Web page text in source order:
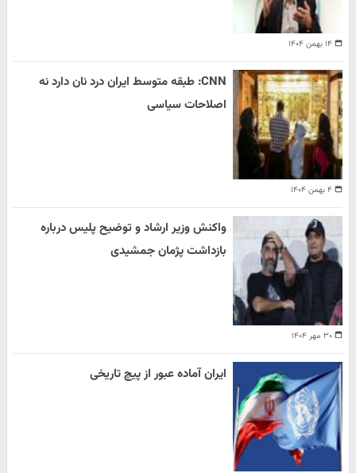
۱۴ بهمن ۱۴۰۴
۴ بهمن ۱۴۰۴
CNN: طبقه متوسط ایران درد نان دارد نه
اصلاحات سیاسی
۳۰ مهر ۱۴۰۴
واکنش وزیر ارشاد و توضیح پلیس درباره
بازداشت پژمان جمشیدی
ایران آماده عبور از پیچ تاریخی